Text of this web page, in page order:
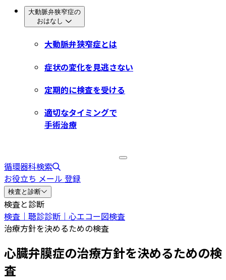
大動脈弁狭窄症の
おはなし
大動脈弁狭窄症とは
症状の変化を見逃さない
定期的に検査を受ける
適切なタイミングで
手術治療
循環器科検索
お役立ち メール 登録
検査と診断
検査と診断
検査｜聴診診断｜心エコー図検査
治療方針を決めるための検査
心臓弁膜症の治療方針を決めるための検
査